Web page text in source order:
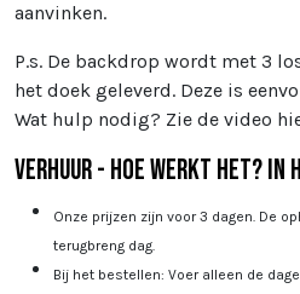
aanvinken.
P.s. De backdrop wordt met 3
het doek geleverd. Deze is
Wat hulp nodig? Zie de video
Verhuur - Hoe werkt het? In
Onze prijzen zijn voor 3 dagen. De
terugbreng dag.
Bij het bestellen: Voer alleen de